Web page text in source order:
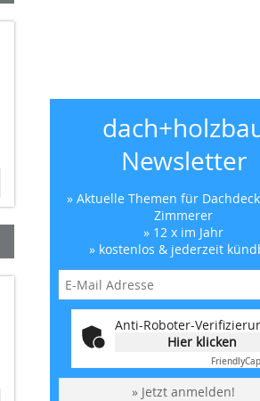
Newsletter
» Aktuelle Themen für
Zimmerer
» 12 x im Jahr
» kostenlos & jederzeit
Anti-Roboter-
Hier klicken
Friendly
» Jetzt anmelden!